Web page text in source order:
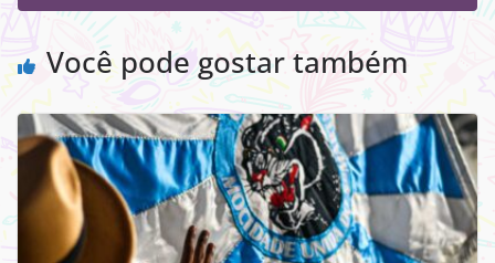
Você pode gostar também